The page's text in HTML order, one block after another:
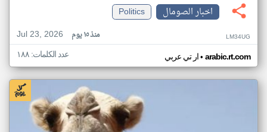
اخبار الصومال
Politics
Jul 23, 2026
منذ ١٥ يوم LM34UG
ار تي عربي• arabic.rt.com عدد الكلمات: ١٨٨